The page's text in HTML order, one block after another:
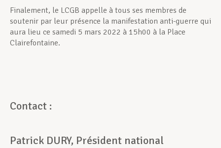
Finalement, le LCGB appelle à tous ses membres de
soutenir par leur présence la manifestation anti-guerre qui
aura lieu ce samedi 5 mars 2022 à 15h00 à la Place
Clairefontaine.
Contact :
Patrick DURY, Président national